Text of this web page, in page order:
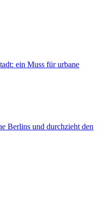
ein Muss für urbane
Berlins und durchzieht den